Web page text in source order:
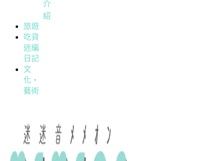
介
紹
旅遊
吃貨
迷編
日記
文
化・
藝術